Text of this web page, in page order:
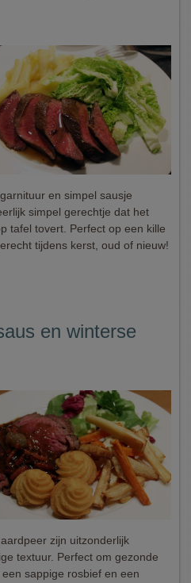
en simpel sausje
simpel gerechtje dat het
tafel tovert. Perfect op een kille
tijdens kerst, oud of nieuw!
en winterse
zijn uitzonderlijk
textuur. Perfect om gezonde
sappige rosbief en een